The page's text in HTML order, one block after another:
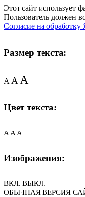
Этот сайт использует
Пользователь должен
Согласие на
Размер текста:
AAA
Цвет текста:
A A A
Изображения:
ВКЛ. ВЫКЛ.
ОБЫЧНАЯ ВЕРСИЯ